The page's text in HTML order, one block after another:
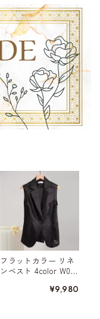
フラットカラー リネ
ンベスト 4color W015
¥9,980